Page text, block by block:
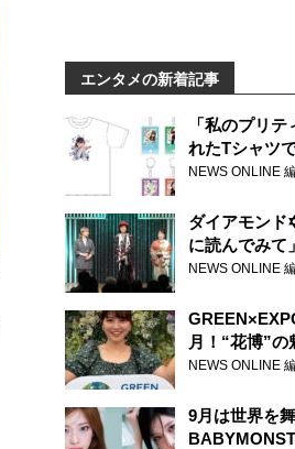
エンタメの新着記事
「私のプリ
れたTシャツ
天下無双』初
NEWS ONLINE
ダイアモン
に読んでみて
ー『アナスタ
NEWS ONLINE
月！“花博”
NEWS ONLINE
9月は世界を